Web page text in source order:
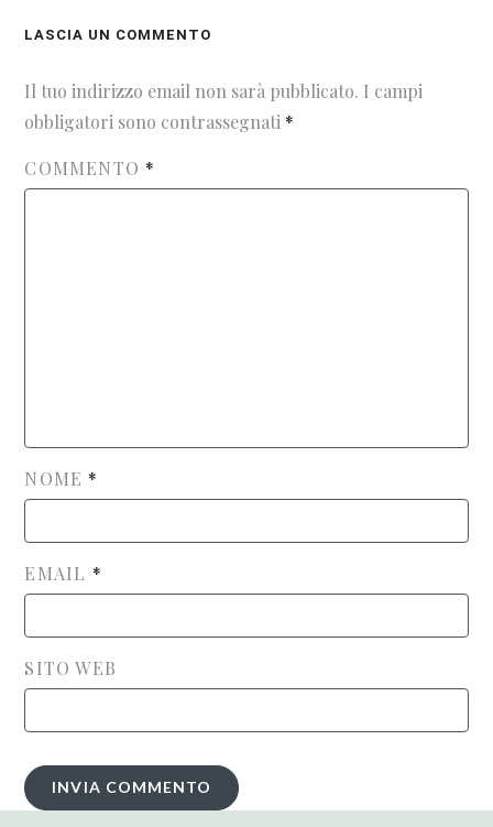
LASCIA UN COMMENTO
Il tuo indirizzo email non sarà pubblicato. I campi
obbligatori sono contrassegnati *
COMMENTO *
NOME *
EMAIL *
SITO WEB